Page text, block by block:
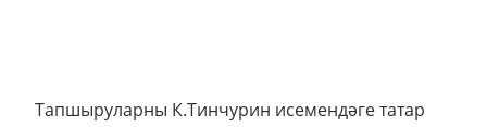
Тапшыруларны К.Тинчурин исемендәге татар